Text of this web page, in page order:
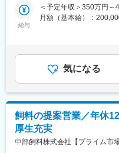
■雨竜郡妹背牛町につい
「妹背牛町は、米づく
っています。」と妹背
然環境が特徴です。さ
海道内のほぼ中央に位
非常に良い地域でもあり
また、UIターン希望者
ます。
■当社について
弊社は国内自動車メーカ
包・出荷する仕事です
ータの入力も行います
・製品の仕分け、検査
・簡単なPC操作による
・フォークリフトを使
能）
■配属先について
・正社員5名、派遣社員3
・先輩社員も未経験から
入社後は工場内研修や
給与
＜予定年収＞350万円～
月額（基本給）：
あり、選考を通じて上
手当を含めた表記です。
気になる
飼料の提案営業／年休
厚生充実
中部飼料株式会社【プライム市場